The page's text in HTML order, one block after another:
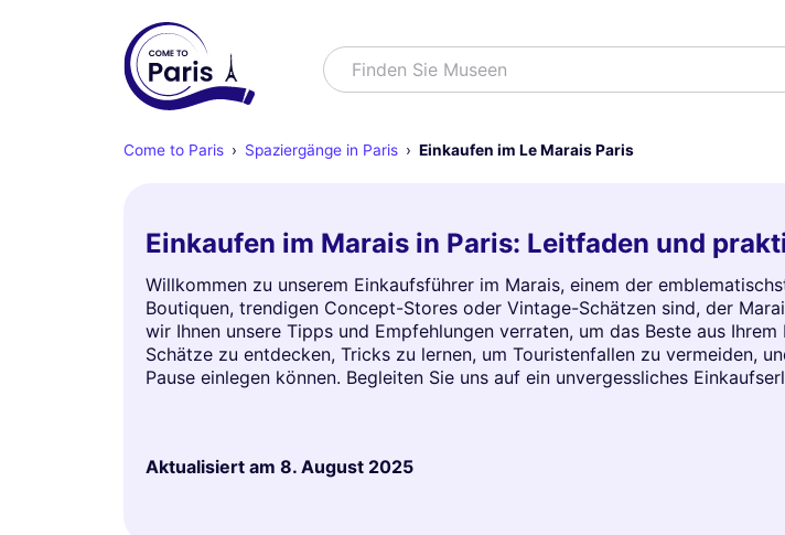
SuchenFinden Sie Musee
Come to Paris Spaziergänge in Paris Einkaufen im Le Marais Paris
Einkaufen im Marais in Paris: Leitfaden und
Willkommen zu unserem Einkaufsführer im Marais, einem der
Boutiquen, trendigen Concept-Stores oder Vintage-Schätzen sind, der
wir Ihnen unsere Tipps und Empfehlungen verraten, um das Beste aus
Schätze zu entdecken, Tricks zu lernen, um Touristenfallen zu vermeiden,
Pause einlegen können. Begleiten Sie uns auf ein unvergessliches
Aktualisiert am 8. August 2025